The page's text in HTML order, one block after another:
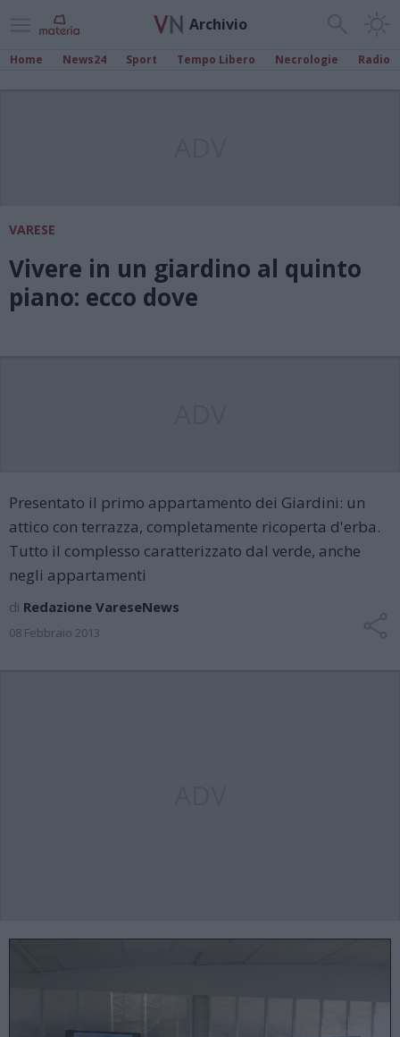
Archivio
Home News24 Sport Tempo Libero Necrologie Radio
VARESE
Vivere in un giardino al quinto
piano: ecco dove
Presentato il primo appartamento dei Giardini: un
attico con terrazza, completamente ricoperta d'erba.
Tutto il complesso caratterizzato dal verde, anche
negli appartamenti
di Redazione VareseNews
08 Febbraio 2013